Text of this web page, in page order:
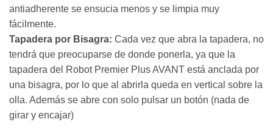
antiadherente se ensucia menos y se limpia muy
fácilmente.
Tapadera por Bisagra: Cada vez que abra la tapadera, no
tendrá que preocuparse de donde ponerla, ya que la
tapadera del Robot Premier Plus AVANT está anclada por
una bisagra, por lo que al abrirla queda en vertical sobre la
olla. Además se abre con solo pulsar un botón (nada de
girar y encajar)